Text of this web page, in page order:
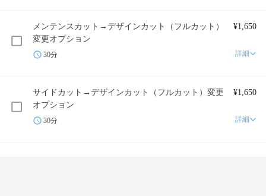
メンテンスカット→デザインカット（フルカット）
変更オプション
¥1,650
30分 詳細
サイドカット→デザインカット（フルカット）変更
オプション
¥1,650
30分 詳細